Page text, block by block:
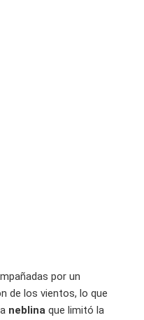
por un
de los vientos, lo que
neblina que limitó la